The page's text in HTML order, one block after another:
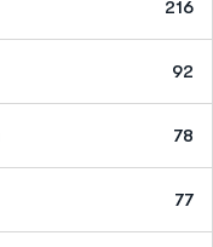
216
92
78
77